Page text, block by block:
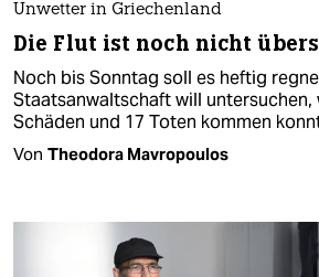
Unwetter in Griechenland
Die Flut ist noch nicht
Noch bis Sonntag soll es heftig
Staatsanwaltschaft will untersuchen,
Schäden und 17 Toten kommen
Von Theodora Mavropoulos